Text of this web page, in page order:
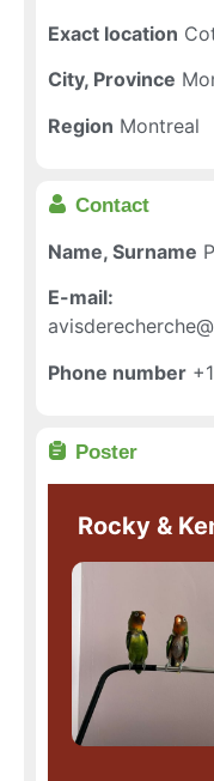
Exact location
City, Province
Region Montreal
Contact
Name, Surname
E-mail:
Phone number
Poster
Rocky &